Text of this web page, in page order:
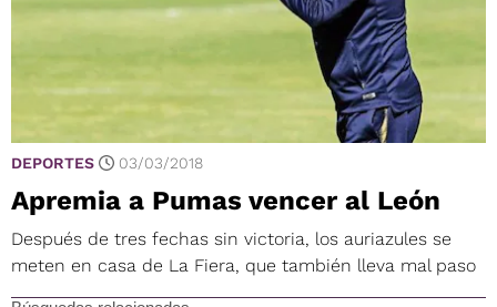
DEPORTES 03/03/2018
Apremia a Pumas vencer al León
Después de tres fechas sin victoria, los auriazules se
meten en casa de La Fiera, que también lleva mal paso